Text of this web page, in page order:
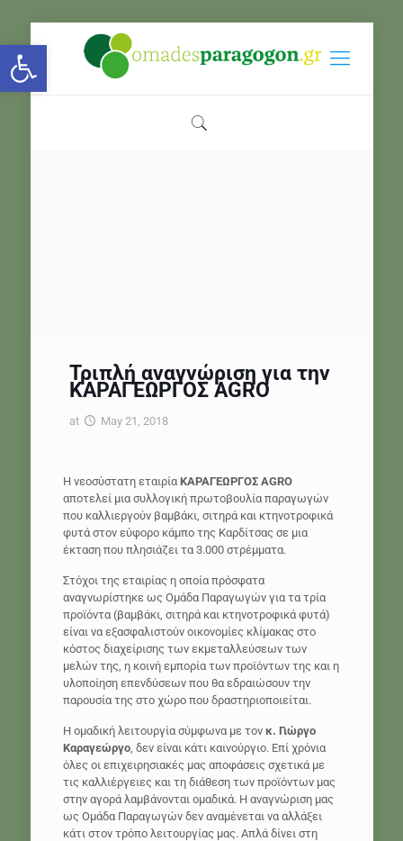
Open toolbar
Τριπλή αναγνώριση για την
ΚΑΡΑΓΕΩΡΓΟΣ AGRO
at May 21, 2018
Η νεοσύστατη εταιρίαΚΑΡΑΓΕΩΡΓΟΣ AGRO
αποτελεί μια συλλογική πρωτοβουλία παραγωγών
που καλλιεργούν βαμβάκι, σιτηρά και κτηνοτροφικά
φυτά στον εύφορο κάμπο της Καρδίτσας σε μια
έκταση που πλησιάζει τα 3.000 στρέμματα.
Στόχοι της εταιρίας η οποία πρόσφατα
αναγνωρίστηκε ως Ομάδα Παραγωγών για τα τρία
προϊόντα (βαμβάκι, σιτηρά και κτηνοτροφικά φυτά)
είναι να εξασφαλιστούν οικονομίες κλίμακας στο
κόστος διαχείρισης των εκμεταλλεύσεων των
μελών της, η κοινή εμπορία των προϊόντων της και η
υλοποίηση επενδύσεων που θα εδραιώσουν την
παρουσία της στο χώρο που δραστηριοποιείται.
Η ομαδική λειτουργία σύμφωνα με τον κ. Γιώργο
Καραγεώργο, δεν είναι κάτι καινούργιο. Επί χρόνια
όλες οι επιχειρησιακές μας αποφάσεις σχετικά με
τις καλλιέργειες και τη διάθεση των προϊόντων μας
στην αγορά λαμβάνονται ομαδικά. Η αναγνώριση μας
ως Ομάδα Παραγωγών δεν αναμένεται να αλλάξει
κάτι στον τρόπο λειτουργίας μας. Απλά δίνει στη